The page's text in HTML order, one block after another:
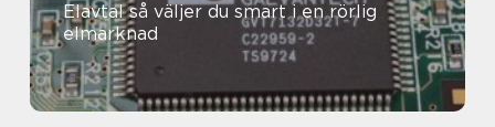
Elavtal så väljer du smart i en rörlig
elmarknad